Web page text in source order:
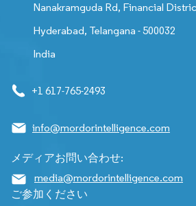
Nanakramguda Rd, Financial
Hyderabad, Telangana - 500032
India
+1 617-765-2493
info@mordorintelligence.com
メディアお問い合わせ:
media@mordorintelligence.com
ご参加ください